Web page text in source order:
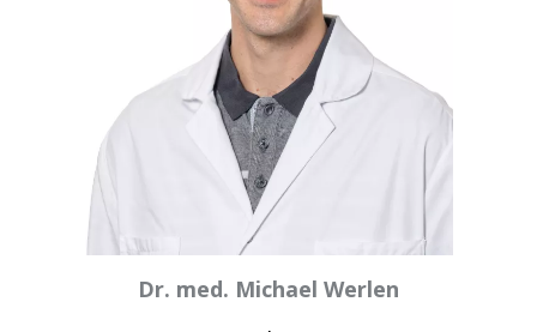
Dr. med. Michael Werlen